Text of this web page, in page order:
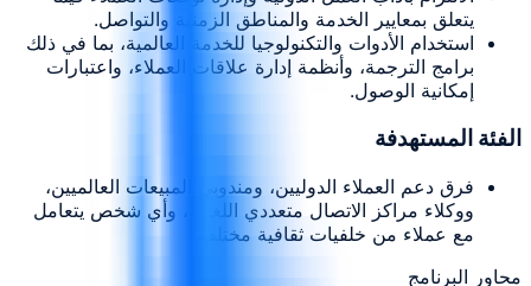
يتعلق بمعايير الخدمة والمناطق الزمنية والتواصل.
استخدام الأدوات والتكنولوجيا للخدمة العالمية، بما في ذلك
برامج الترجمة، وأنظمة إدارة علاقات العملاء، واعتبارات
إمكانية الوصول.
الفئة المستهدفة
فرق دعم العملاء الدوليين، ومندوبي المبيعات العالميين،
ووكلاء مراكز الاتصال متعددي اللغات، وأي شخص يتعامل
مع عملاء من خلفيات ثقافية مختلفة.
محاور البرنامج